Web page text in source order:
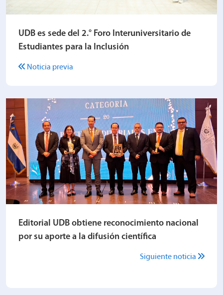
UDB es sede del 2.° Foro Interuniversitario de
Estudiantes para la Inclusión
Noticia previa
Editorial UDB obtiene reconocimiento nacional
por su aporte a la difusión científica
Siguiente noticia